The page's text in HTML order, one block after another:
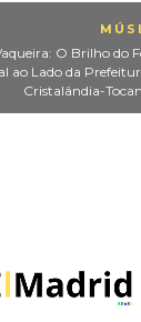
O Brilho do
ao Lado da
Cristalândia-